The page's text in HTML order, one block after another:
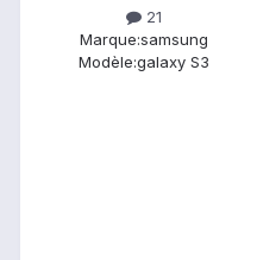
21
Marque:samsung
Modèle:galaxy S3